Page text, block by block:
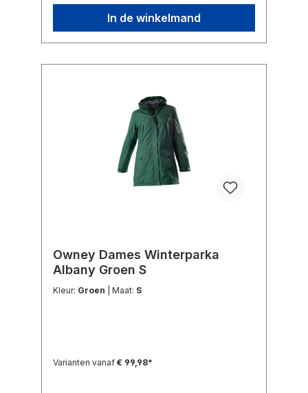
In de winkelmand
Owney Dames Winterparka
Albany Groen S
Kleur: Groen | Maat: S
Varianten vanaf € 99,98*